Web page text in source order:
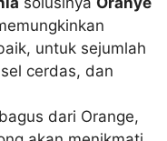
untuk sejumlah
cerdas, dan
dari Orange,